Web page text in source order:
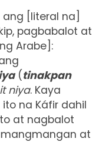
[literal na]
pagbabalot at
Arabe]:
(tinakpan
niya. Kaya
na Káfir dahil
at nagbalot
at